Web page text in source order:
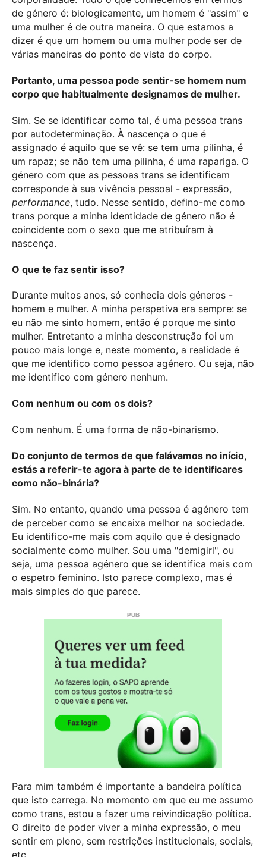
de género é: biologicamente, um homem é "assim" e
uma mulher é de outra maneira. O que estamos a
dizer é que um homem ou uma mulher pode ser de
várias maneiras do ponto de vista do corpo.
Portanto, uma pessoa pode sentir-se homem num
corpo que habitualmente designamos de mulher.
Sim. Se se identificar como tal, é uma pessoa trans
por autodeterminação. À nascença o que é
assignado é aquilo que se vê: se tem uma pilinha, é
um rapaz; se não tem uma pilinha, é uma rapariga. O
género com que as pessoas trans se identificam
corresponde à sua vivência pessoal - expressão,
performance, tudo. Nesse sentido, defino-me como
trans porque a minha identidade de género não é
coincidente com o sexo que me atribuíram à
nascença.
O que te faz sentir isso?
Durante muitos anos, só conhecia dois géneros -
homem e mulher. A minha perspetiva era sempre: se
eu não me sinto homem, então é porque me sinto
mulher. Entretanto a minha desconstrução foi um
pouco mais longe e, neste momento, a realidade é
que me identifico como pessoa agénero. Ou seja, não
me identifico com género nenhum.
Com nenhum ou com os dois?
Com nenhum. É uma forma de não-binarismo.
Do conjunto de termos de que falávamos no início,
estás a referir-te agora à parte de te identificares
como não-binária?
Sim. No entanto, quando uma pessoa é agénero tem
de perceber como se encaixa melhor na sociedade.
Eu identifico-me mais com aquilo que é designado
socialmente como mulher. Sou uma "demigirl", ou
seja, uma pessoa agénero que se identifica mais com
o espetro feminino. Isto parece complexo, mas é
mais simples do que parece.
Para mim também é importante a bandeira política
que isto carrega. No momento em que eu me assumo
como trans, estou a fazer uma reivindicação política.
O direito de poder viver a minha expressão, o meu
sentir em pleno, sem restrições institucionais, sociais,
etc.